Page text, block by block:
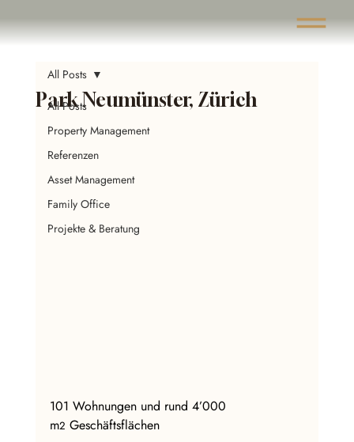
All Posts
Property Management
Referenzen
Asset Management
Family Office
Projekte & Beratung
All Posts
Park Neumünster, Zürich
101 Wohnungen und rund 4’000
m2 Geschäftsflächen